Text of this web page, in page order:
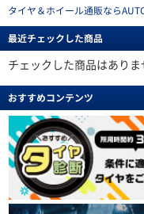
タイヤ＆ホイール通販なら
最近チェックした商品
チェックした商品はありま
おすすめコンテンツ